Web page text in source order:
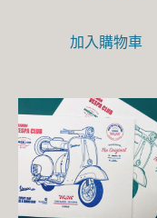
加入購物車